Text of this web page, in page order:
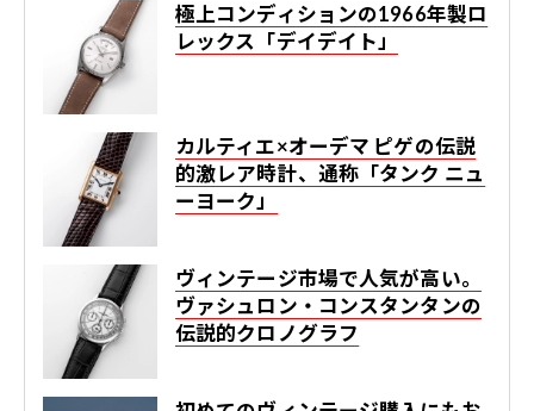
極上コンディションの1966年製ロ
レックス「デイデイト」
カルティエ×オーデマ ピゲの伝説
的激レア時計、通称「タンク ニュ
ーヨーク」
ヴィンテージ市場で人気が高い。
ヴァシュロン・コンスタンタンの
伝説的クロノグラフ